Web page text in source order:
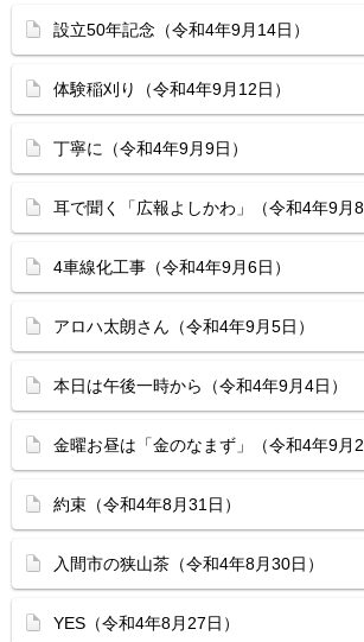
設立50年記念（令和4年9月14日）
体験稲刈り（令和4年9月12日）
丁寧に（令和4年9月9日）
耳で聞く「広報よしかわ」（令和4年9月8
4車線化工事（令和4年9月6日）
アロハ太朗さん（令和4年9月5日）
本日は午後一時から（令和4年9月4日）
金曜お昼は「金のなまず」（令和4年9月2
約束（令和4年8月31日）
入間市の狭山茶（令和4年8月30日）
YES（令和4年8月27日）